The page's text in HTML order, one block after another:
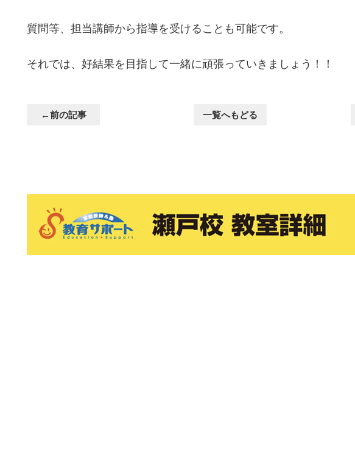
質問等、担当講師から指導を受けることも可能です。
それでは、好結果を目指して一緒に頑張っていきましょう！！
←前の記事 一覧へもどる